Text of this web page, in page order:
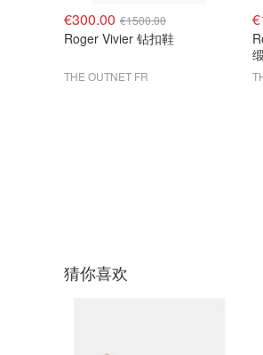
€300.00 €1500.00
Roger Vivier 钻扣鞋
THE OUTNET FR
猜你喜欢